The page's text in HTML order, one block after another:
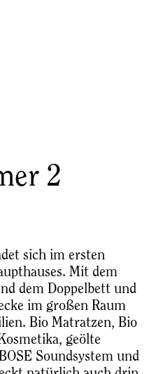
2
sich im ersten
Mit dem
dem Doppelbett und
im großen Raum
Bio Matratzen, Bio
geölte
Soundsystem und